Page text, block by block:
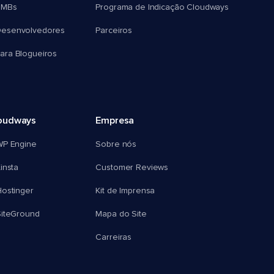
Blogueiros
Programa de Indicação Cloudways
Parceiros
Engine
Empresa
Sobre nós
Customer Reviews
Kit de Imprensa
Mapa do Site
Carreiras